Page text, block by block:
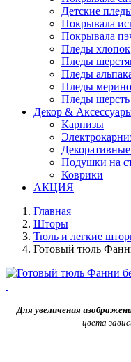
Детские
Покрывала
Покрывала
Пледы
Пледы
Пледы
Пледы
Пледы шерсть
Декор &
Карнизы
Подушки на
Коврики
АКЦИЯ
Главная
Шторы
Тюль и легкие
Готовый тюль
Для увеличения
цвета